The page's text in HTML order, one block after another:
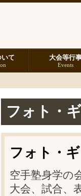
て 大会等行
Events
フォト・
フォト・
空手塾身学の
大会、試合、